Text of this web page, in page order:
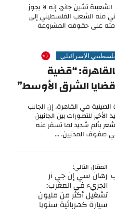
تشين جانج، إنه لا يجوز
منه الشعب الفلسطيني إلى
على حقوقه المشروعة
الإسرائيلي
“قضية
الشرق الأوسط”
في القاهرة، إن الجانب
للتطورات بين الجانبين
بألم شديد لما تسفر عنه
صفوف المدنيين، ...
المقال التالي:
رهان سي إن جي آر
الجريء في المغرب:
تشغيل أكثر من مليون
سيارة كهربائية سنويا